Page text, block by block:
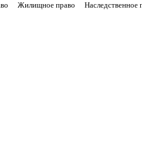
Жилищное право Наследственное